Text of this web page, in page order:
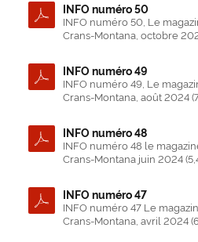
INFO numéro 50
INFO numéro 50, Le
Crans-Montana, octobre
INFO numéro 49
INFO numéro 49, Le
Crans-Montana, août 2024
INFO numéro 48
INFO numéro 48 le
Crans-Montana juin 2024
INFO numéro 47
INFO numéro 47 Le
Crans-Montana, avril 2024